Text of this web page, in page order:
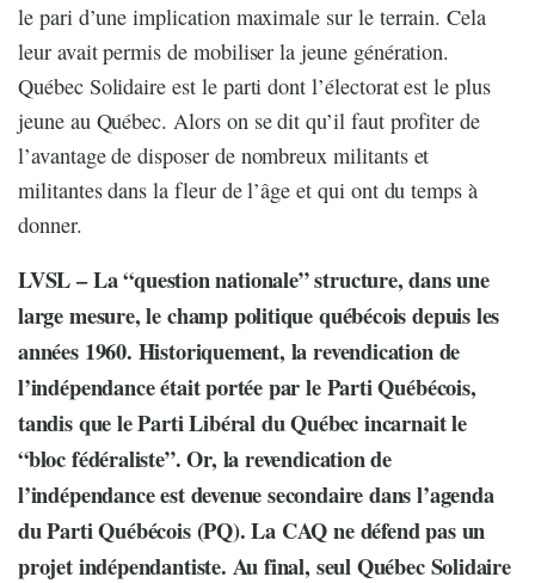
le pari d’une implication maximale sur le terrain. Cela
leur avait permis de mobiliser la jeune génération.
Québec Solidaire est le parti dont l’électorat est le plus
jeune au Québec. Alors on se dit qu’il faut profiter de
l’avantage de disposer de nombreux militants et
militantes dans la fleur de l’âge et qui ont du temps à
donner.
LVSL –La “question nationale” structure, dans une
large mesure, le champ politique québécois depuis les
années 1960. Historiquement, la revendication de
l’indépendance était portée par le Parti Québécois,
tandis que le Parti Libéral du Québec incarnait le
“bloc fédéraliste”. Or, la revendication de
l’indépendance est devenue secondaire dans l’agenda
du Parti Québécois (PQ). La CAQ ne défend pas un
projet indépendantiste. Au final, seul Québec Solidaire